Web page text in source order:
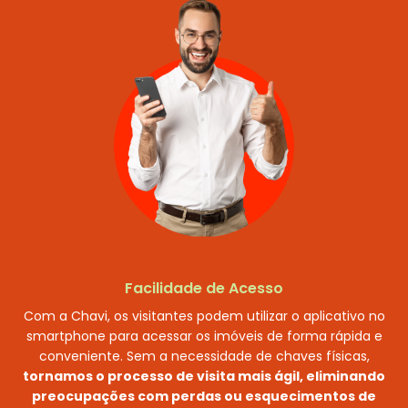
Facilidade de Acesso
Com a Chavi, os visitantes podem utilizar o aplicativo no
smartphone para acessar os imóveis de forma rápida e
conveniente. Sem a necessidade de chaves físicas,
tornamos o processo de visita mais ágil, eliminando
preocupações com perdas ou esquecimentos de